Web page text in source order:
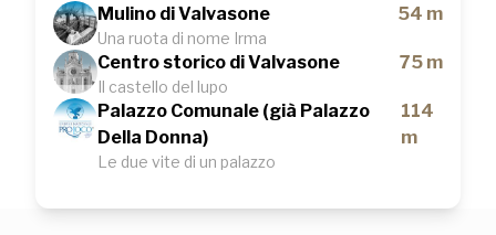
Mulino di Valvasone
Una ruota di nome Irma
54 m
Centro storico di Valvasone
Il castello del lupo
75 m
Palazzo Comunale (già Palazzo
Della Donna)
Le due vite di un palazzo
114
m